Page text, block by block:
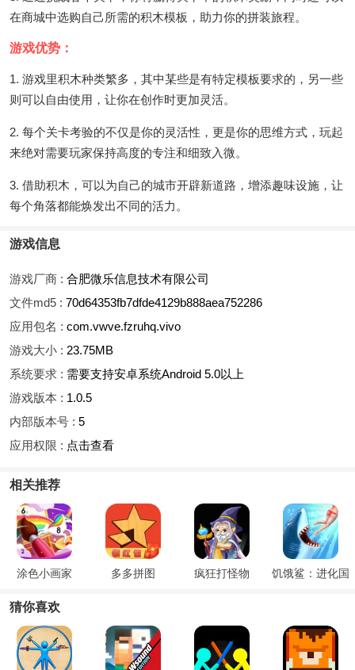
在商城中选购自己所需的积木模板，助力你的拼装旅程。
游戏优势：
1. 游戏里积木种类繁多，其中某些是有特定模板要求的，另一些
则可以自由使用，让你在创作时更加灵活。
2. 每个关卡考验的不仅是你的灵活性，更是你的思维方式，玩起
来绝对需要玩家保持高度的专注和细致入微。
3. 借助积木，可以为自己的城市开辟新道路，增添趣味设施，让
每个角落都能焕发出不同的活力。
游戏信息
游戏厂商 : 合肥微乐信息技术有限公司
文件md5 : 70d64353fb7dfde4129b888aea752286
应用包名 : com.vwve.fzruhq.vivo
游戏大小 : 23.75MB
系统要求 : 需要支持安卓系统Android 5.0以上
游戏版本 : 1.0.5
内部版本号 : 5
应用权限 : 点击查看
相关推荐
涂色小画家 多多拼图 疯狂打怪物
饥饿鲨：进化国
猜你喜欢